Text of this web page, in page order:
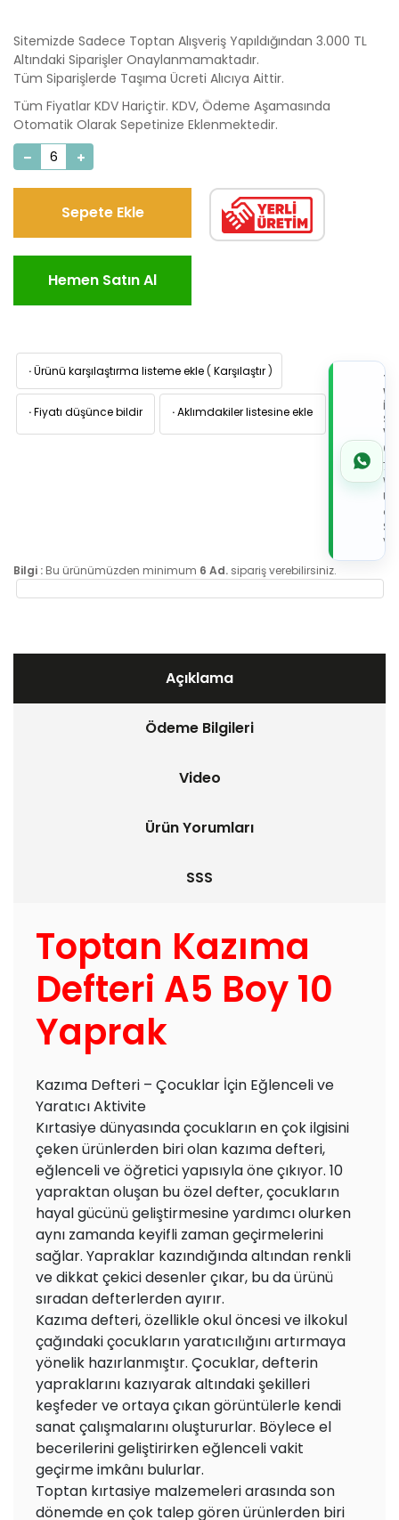
Sitemizde Sadece Toptan Alışveriş Yapıldığından 3.000 TL
Altındaki Siparişler Onaylanmamaktadır.
Tüm Siparişlerde Taşıma Ücreti Alıcıya Aittir.
Tüm Fiyatlar KDV Hariçtir. KDV, Ödeme Aşamasında
Otomatik Olarak Sepetinize Eklenmektedir.
Sepete Ekle
Hemen Satın Al
·Ürünü karşılaştırma listeme ekle ( Karşılaştır )
·Fiyatı düşünce bildir ·Aklımdakiler listesine ekle
İLE
de
Bilgi : Bu ürünümüzden minimum 6 Ad. sipariş verebilirsiniz.
Açıklama
Ödeme Bilgileri
Video
Ürün Yorumları
SSS
Toptan Kazıma
Defteri A5 Boy 10
Yaprak
Kazıma Defteri – Çocuklar İçin Eğlenceli ve
Yaratıcı Aktivite
Kırtasiye dünyasında çocukların en çok ilgisini
çeken ürünlerden biri olan kazıma defteri,
eğlenceli ve öğretici yapısıyla öne çıkıyor. 10
yapraktan oluşan bu özel defter, çocukların
hayal gücünü geliştirmesine yardımcı olurken
aynı zamanda keyifli zaman geçirmelerini
sağlar. Yapraklar kazındığında altından renkli
ve dikkat çekici desenler çıkar, bu da ürünü
sıradan defterlerden ayırır.
Kazıma defteri, özellikle okul öncesi ve ilkokul
çağındaki çocukların yaratıcılığını artırmaya
yönelik hazırlanmıştır. Çocuklar, defterin
yapraklarını kazıyarak altındaki şekilleri
keşfeder ve ortaya çıkan görüntülerle kendi
sanat çalışmalarını oluştururlar. Böylece el
becerilerini geliştirirken eğlenceli vakit
geçirme imkânı bulurlar.
Toptan kırtasiye malzemeleri arasında son
dönemde en çok talep gören ürünlerden biri